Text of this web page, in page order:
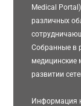
Medical
различных
Собранные в
медицинские
развитии
Информация